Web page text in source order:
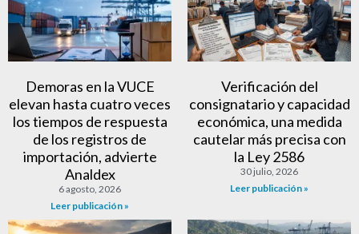
Demoras en la VUCE
elevan hasta cuatro veces
los tiempos de respuesta
de los registros de
importación, advierte
Analdex
6 agosto, 2026
Leer publicación »
Verificación del
consignatario y capacidad
económica, una medida
cautelar más precisa con
la Ley 2586
30 julio, 2026
Leer publicación »